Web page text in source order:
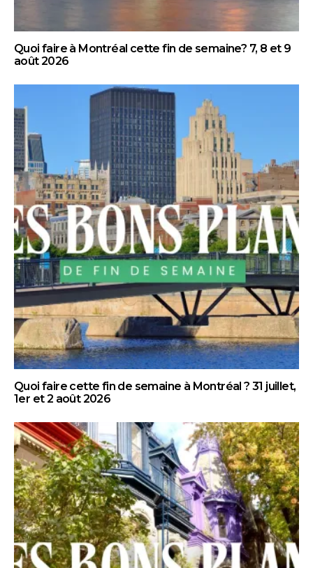
Quoi faire à Montréal cette fin de semaine? 7, 8 et 9
août 2026
Quoi faire cette fin de semaine à Montréal ? 31 juillet,
1er et 2 août 2026